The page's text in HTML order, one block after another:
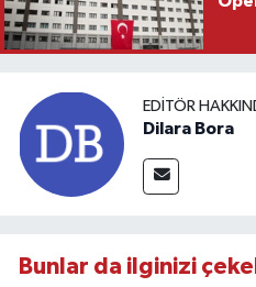
EDITÖR
Dilara Bora
Bunlar da ilginizi